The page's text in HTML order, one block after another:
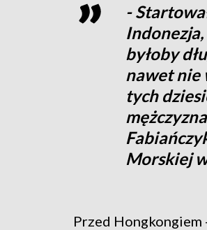
-
byłoby
nawet nie
tych
Morskiej
Przed